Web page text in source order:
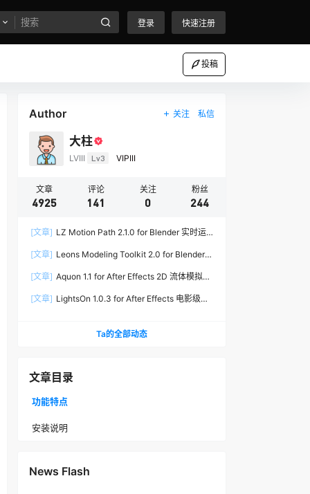
登录 快速注册
投稿
Author 关注 私信
大柱
LVIII Lv3 VIPIII
文章
4925
评论
141
关注
0
粉丝
244
[文章] LZ Motion Path 2.1.0 for Blender 实时运
[文章] Leons Modeling Toolkit 2.0 for Blender
[文章] Aquon 1.1 for After Effects 2D 流体模拟插
[文章] LightsOn 1.0.3 for After Effects 电影级镜
Ta的全部动态
文章目录
功能特点
安装说明
News Flash